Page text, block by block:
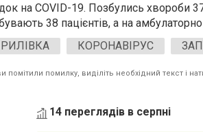
на COVID-19. Позбулись хвороби
38 пацієнтів, а на
КОРОНАВІРУС
помітили помилку, виділіть необхідний текст і
14 переглядів в серпні